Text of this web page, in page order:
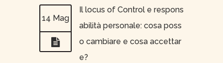
14 Mag
Il locus of Control e respons
abilità personale: cosa poss
o cambiare e cosa accettar
e?